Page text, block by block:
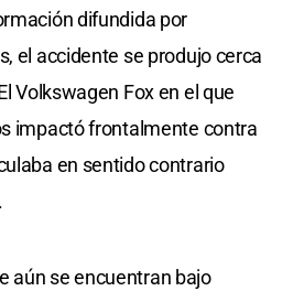
difundida por
el accidente se produjo cerca
Volkswagen Fox en el que
impactó frontalmente contra
en sentido contrario
aún se encuentran bajo